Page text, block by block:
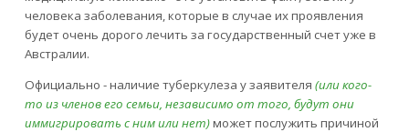
человека заболевания, которые в случае их проявления
будет очень дорого лечить за государственный счет уже в
Австралии.
Официально - наличие туберкулеза у заявителя (или кого-
то из членов его семьи, независимо от того, будут они
иммигрировать с ним или нет)может послужить причиной